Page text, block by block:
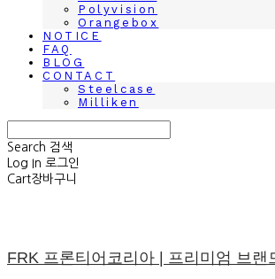
Polyvision
Orangebox
NOTICE
FAQ
BLOG
CONTACT
Steelcase
Milliken
Search 검색
Log In 로그인
Cart장바구니
FRK 프론티어코리아 | 프리미엄 브랜